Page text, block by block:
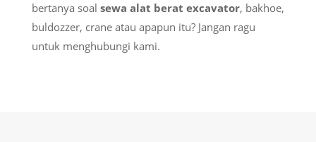
bertanya soal sewa alat berat excavator, bakhoe,
buldozzer, crane atau apapun itu? Jangan ragu
untuk menghubungi kami.